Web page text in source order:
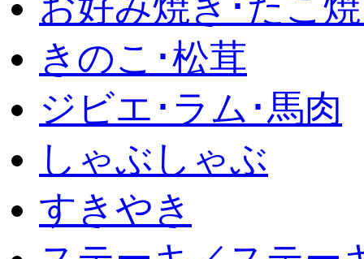
きのこ･松茸
ジビエ･ラム･馬肉
しゃぶしゃぶ
すきやき